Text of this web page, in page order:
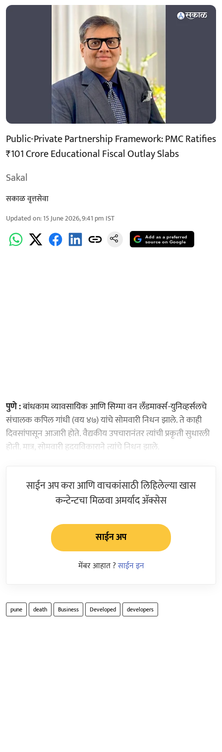
Public-Private Partnership Framework: PMC Ratifies
₹101 Crore Educational Fiscal Outlay Slabs
Sakal
सकाळ वृत्तसेवा
Updated on:15 June 2026, 9:41 pm IST
Add as a preferred
source on Google
पुणे :बांधकाम व्यावसायिक आणि सिग्मा वन लँडमार्क्स-युनिव्हर्सलचे
संचालक कपिल गांधी (वय ४७) यांचे सोमवारी निधन झाले. ते काही
दिवसांपासून आजारी होते. वैद्यकीय उपचारानंतर त्यांची प्रकृती सुधारली
होती. मात्र, सोमवारी हृदयविकाराने त्यांचे निधन झाले.
साईन अप करा आणि वाचकांसाठी लिहिलेल्या खास
कन्टेन्टचा मिळवा अमर्याद ॲक्सेस
साईन अप
मेंबर आहात ?साईन इन
pune death Business Developed developers